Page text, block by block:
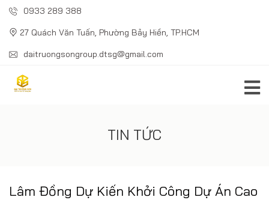
0933 289 388
27 Quách Văn Tuấn, Phường Bảy Hiền, TP.HCM
daitruongsongroup.dtsg@gmail.com
TIN TỨC
Lâm Đồng Dự Kiến Khởi Công Dự Án Cao